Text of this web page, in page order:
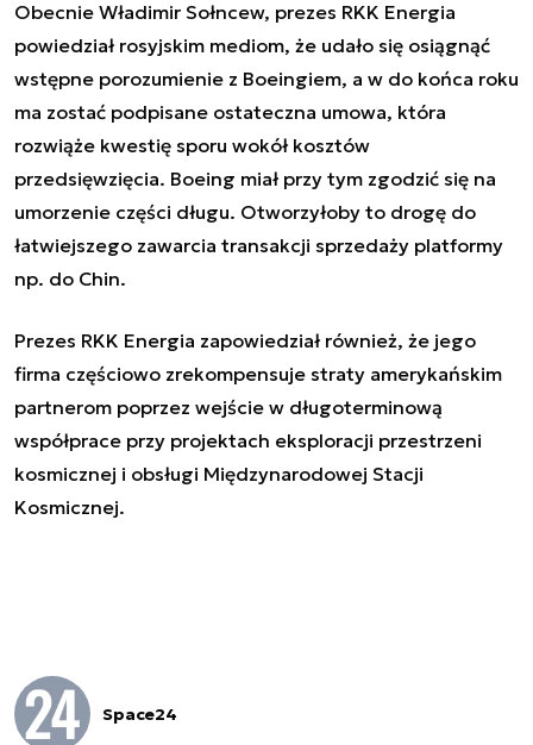
Obecnie Władimir Sołncew, prezes RKK Energia
powiedział rosyjskim mediom, że udało się osiągnąć
wstępne porozumienie z Boeingiem, a w do końca roku
ma zostać podpisane ostateczna umowa, która
rozwiąże kwestię sporu wokół kosztów
przedsięwzięcia. Boeing miał przy tym zgodzić się na
umorzenie części długu. Otworzyłoby to drogę do
łatwiejszego zawarcia transakcji sprzedaży platformy
np. do Chin.
Prezes RKK Energia zapowiedział również, że jego
firma częściowo zrekompensuje straty amerykańskim
partnerom poprzez wejście w długoterminową
współprace przy projektach eksploracji przestrzeni
kosmicznej i obsługi Międzynarodowej Stacji
Kosmicznej.
Space24